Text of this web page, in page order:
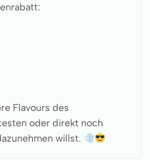
Flavours des
oder direkt noch
willst.